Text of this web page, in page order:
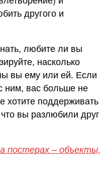
другого и
любите ли вы
насколько
вы ему или ей. Если
ним, вас больше не
хотите поддерживать
вы разлюбили друг
постерах – объекты,